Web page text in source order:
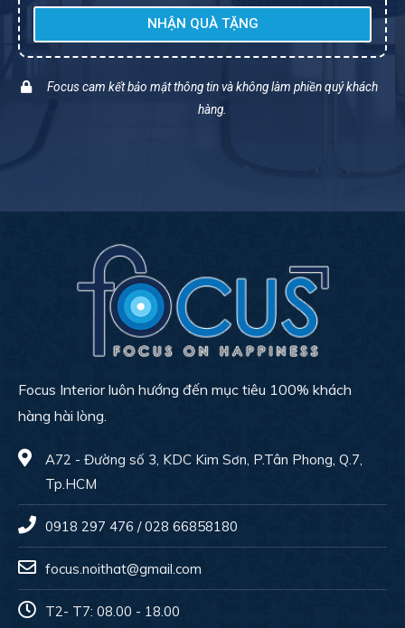
NHẬN QUÀ TẶNG
Focus cam kết bảo mật thông tin và không làm phiền quý khách
hàng.
Focus Interior luôn hướng đến mục tiêu 100% khách
hàng hài lòng.
A72 - Đường số 3, KDC Kim Sơn, P.Tân Phong, Q.7,
Tp.HCM
0918 297 476 / 028 66858180
focus.noithat@gmail.com
T2- T7: 08.00 - 18.00